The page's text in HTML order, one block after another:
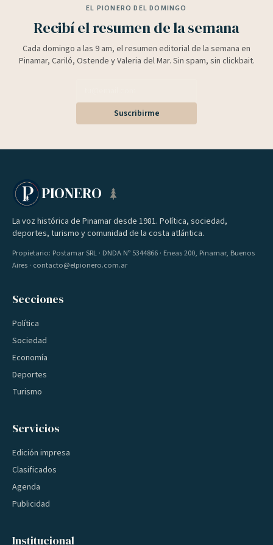
EL PIONERO DEL DOMINGO
Recibí el resumen de la semana
Cada domingo a las 9 am, el resumen editorial de la semana en
Pinamar, Cariló, Ostende y Valeria del Mar. Sin spam, sin clickbait.
Suscribirme
PIONERO
La voz histórica de Pinamar desde 1981. Política, sociedad,
deportes, turismo y comunidad de la costa atlántica.
Propietario: Postamar SRL · DNDA Nº 5344866 · Eneas 200, Pinamar, Buenos
Aires · contacto@elpionero.com.ar
Secciones
Política
Sociedad
Economía
Deportes
Turismo
Servicios
Edición impresa
Clasificados
Agenda
Publicidad
Institucional